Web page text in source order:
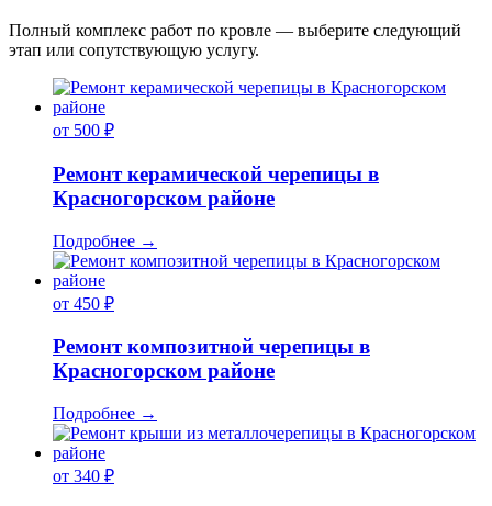
Полный комплекс работ по кровле — выберите следующий
этап или сопутствующую услугу.
от 500 ₽
Ремонт керамической черепицы в
Красногорском районе
Подробнее →
от 450 ₽
Ремонт композитной черепицы в
Красногорском районе
Подробнее →
от 340 ₽